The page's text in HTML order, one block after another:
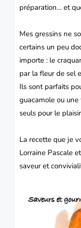
préparation… et
Mes gressins ne
certains un peu
importe : le
par la fleur de sel
Ils sont parfaits
guacamole ou
seuls pour le
La recette que je
Lorraine Pascale
saveur et